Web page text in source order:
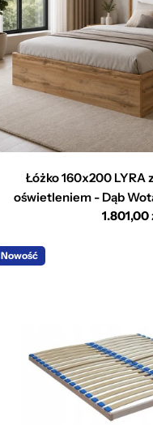
Łóżko 160x200 LYRA
oświetleniem - Dąb
Cena
1.801,00
Nowość